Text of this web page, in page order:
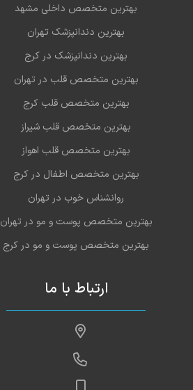
بهترین متخصص داخلی مشهد
بهترین دندانپزشک تهران
بهترین دندانپزشک در کرج
بهترین متخصص قلب در تهران
بهترین متخصص قلب کرج
بهترین متخصص قلب شیراز
بهترین متخصص قلب اهواز
بهترین متخصص اطفال در کرج
روانشناس خوب در تهران
بهترین متخصص پوست و مو در تهران
بهترین متخصص پوست و مو در کرج
ارتباط با ما